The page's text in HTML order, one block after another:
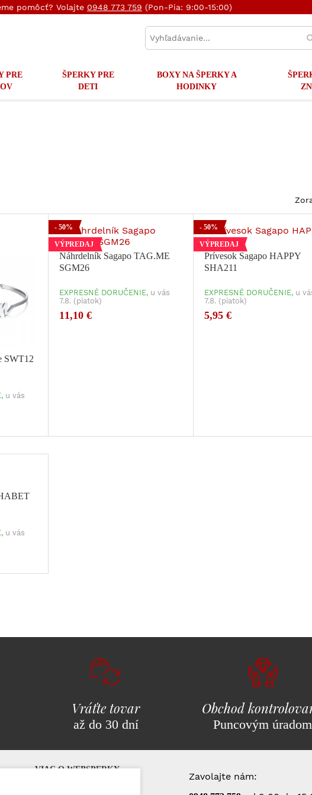
pomôcť? Volajte 0948 773 759 (Pon-Pia: 9:00-15:00)
PRE
ŠPERKY PRE
DETI
BOXY NA ŠPERKY A
HODINKY
SWT12
u vás
- 50%
VÝPREDAJ
Náhrdelník Sagapo TAG.ME
SGM26
EXPRESNÉ DORUČENIE, u vás
7.8. (piatok)
11,10 €
- 50%
VÝPREDAJ
Prívesok Sagapo HAPPY
SHA211
EXPRESNÉ DORUČENIE, u
7.8. (piatok)
5,95 €
u vás
Vráťte tovar
až do 30 dní
Obchod
Puncovým úradom
VIAC O WEBSPERKY
Zavolajte nám: